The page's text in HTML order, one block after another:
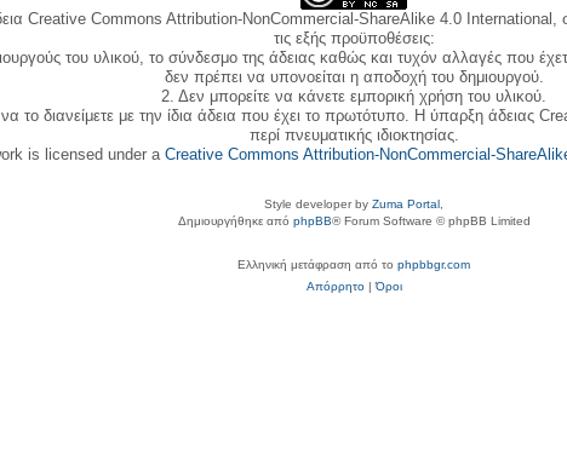
Creative Commons Attribution-NonCommercial-ShareAlike 4.0 International,
τις εξής προϋποθέσεις:
του υλικού, το σύνδεσμο της άδειας καθώς και τυχόν αλλαγές που
δεν πρέπει να υπονοείται η αποδοχή του δημιουργού.
2. Δεν μπορείτε να κάνετε εμπορική χρήση του υλικού.
διανείμετε με την ίδια άδεια που έχει το πρωτότυπο. Η ύπαρξη άδειας
περί πνευματικής ιδιοκτησίας.
is licensed under a Creative Commons Attribution-NonCommercial-
Style developer by Zuma Portal
Δημιουργήθηκε από phpBB® Forum Software © phpBB Limited
Ελληνική μετάφραση από το phpbbgr.com
Απόρρητο|Όροι